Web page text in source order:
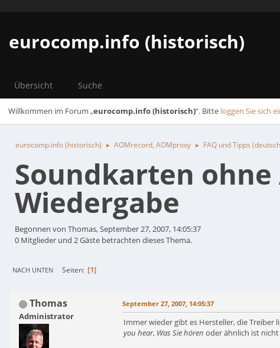
eurocomp.info (historisch)
Übersicht Suche
Willkommen im Forum „eurocomp.info (historisch)“. Bitte loggen Sie sich
eurocomp.info (historisch) ► AOMrecord, AOMproxy ► FAQ und Tipps
Soundkarten
Wiedergabe
Begonnen von Thomas, September 27, 2007, 14:05:37
0 Mitglieder und 2 Gäste betrachten dieses Thema.
NACH UNTEN Seiten 1
Thomas
Administrator
September 27, 2007, 14:05:37
Immer wieder gibt es Hersteller, die Treiber
you hear, Was Sie hören oder ähnlich ist